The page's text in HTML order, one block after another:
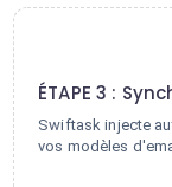
ÉTAPE 3 :
Swiftask injecte
vos modèles